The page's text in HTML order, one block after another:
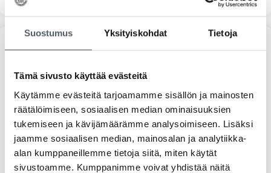
Suostumus Yksityiskohdat Tietoja
Tämä sivusto käyttää evästeitä
Käytämme evästeitä tarjoamamme sisällön ja mainosten
räätälöimiseen, sosiaalisen median ominaisuuksien
tukemiseen ja kävijämäärämme analysoimiseen. Lisäksi
jaamme sosiaalisen median, mainosalan ja analytiikka-
alan kumppaneillemme tietoja siitä, miten käytät
sivustoamme. Kumppanimme voivat yhdistää näitä
Tuoteosastot
Siivousaineet
Vileda
Hygieniatuotteet
Jätehuolto